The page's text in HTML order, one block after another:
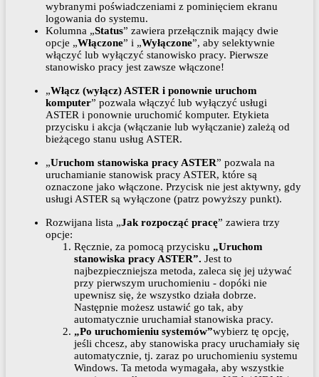
wybranymi poświadczeniami z pominięciem ekranu
logowania do systemu.
Kolumna „Status” zawiera przełącznik mający dwie
opcje „Włączone” i „Wyłączone”, aby selektywnie
włączyć lub wyłączyć stanowisko pracy. Pierwsze
stanowisko pracy jest zawsze włączone!
„Włącz (wyłącz) ASTER i ponownie uruchom
komputer” pozwala włączyć lub wyłączyć usługi
ASTER i ponownie uruchomić komputer. Etykieta
przycisku i akcja (włączanie lub wyłączanie) zależą od
bieżącego stanu usług ASTER.
„Uruchom stanowiska pracy ASTER” pozwala na
uruchamianie stanowisk pracy ASTER, które są
oznaczone jako włączone. Przycisk nie jest aktywny, gdy
usługi ASTER są wyłączone (patrz powyższy punkt).
Rozwijana lista „Jak rozpocząć pracę” zawiera trzy
opcje:
Ręcznie, za pomocą przycisku „Uruchom
stanowiska pracy ASTER”. Jest to
najbezpieczniejsza metoda, zaleca się jej używać
przy pierwszym uruchomieniu - dopóki nie
upewnisz się, że wszystko działa dobrze.
Następnie możesz ustawić go tak, aby
automatycznie uruchamiał stanowiska pracy.
„Po uruchomieniu systemów”wybierz tę opcję,
jeśli chcesz, aby stanowiska pracy uruchamiały się
automatycznie, tj. zaraz po uruchomieniu systemu
Windows. Ta metoda wymagała, aby wszystkie